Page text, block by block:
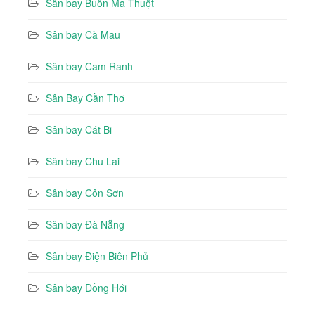
Sân bay Cà Mau
Sân bay Cam Ranh
Sân Bay Cần Thơ
Sân bay Cát Bi
Sân bay Chu Lai
Sân bay Côn Sơn
Sân bay Đà Nẵng
Sân bay Điện Biên Phủ
Sân bay Đồng Hới